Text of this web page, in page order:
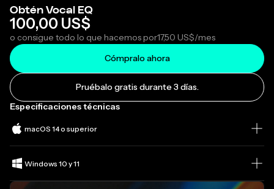
Obtén Vocal EQ
100,00 US$
o consigue todo lo que hacemos por17,50 US$/mes
Cómpralo ahora
Pruébalo gratis durante 3 días.
Especificaciones técnicas
macOS 14 o superior
Windows 10 y 11